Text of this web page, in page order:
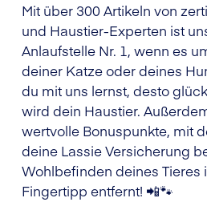
Mit über 300 Artikeln von
und Haustier-Experten ist
Anlaufstelle Nr. 1, wenn es
deiner Katze oder deines
du mit uns lernst, desto
wird dein Haustier.
wertvolle Bonuspunkte, mit
deine Lassie Versicherung
Wohlbefinden deines Tieres
Fingertipp entfernt! 📲🐾